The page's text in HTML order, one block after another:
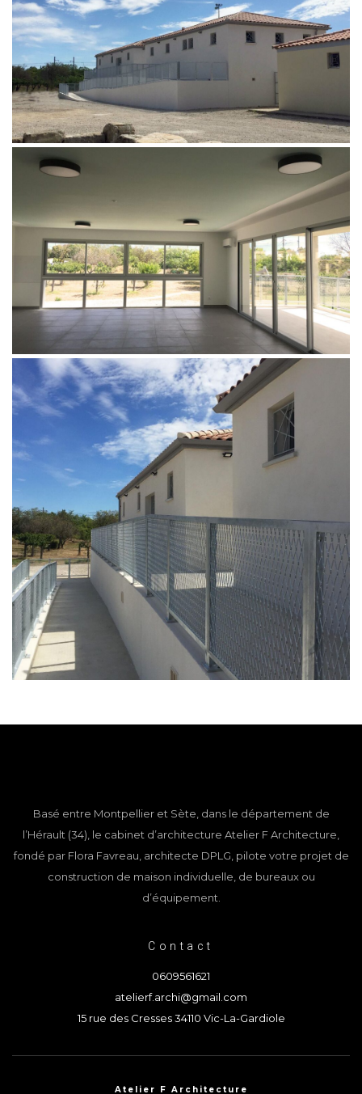
Basé entre Montpellier et Sète, dans le département de
l’Hérault (34), le cabinet d’architecture Atelier F Architecture,
fondé par Flora Favreau, architecte DPLG, pilote votre projet de
construction de maison individuelle, de bureaux ou
d’équipement.
Contact
0609561621
atelierf.archi@gmail.com
15 rue des Cresses 34110 Vic-La-Gardiole
Atelier F Architecture